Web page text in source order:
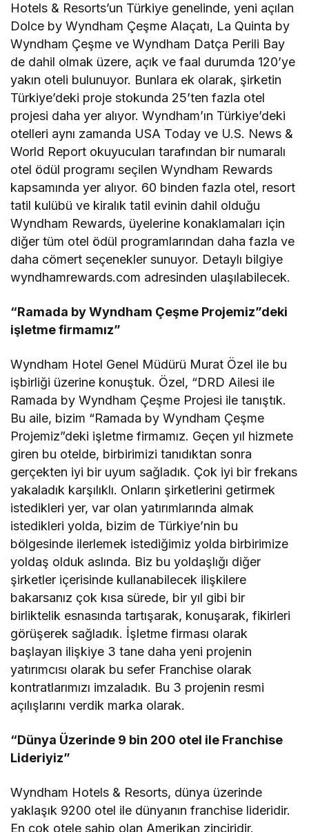
Hotels & Resorts’un Türkiye genelinde, yeni açılan
Dolce by Wyndham Çeşme Alaçatı, La Quinta by
Wyndham Çeşme ve Wyndham Datça Perili Bay
de dahil olmak üzere, açık ve faal durumda 120’ye
yakın oteli bulunuyor. Bunlara ek olarak, şirketin
Türkiye’deki proje stokunda 25’ten fazla otel
projesi daha yer alıyor. Wyndham’ın Türkiye’deki
otelleri aynı zamanda USA Today ve U.S. News &
World Report okuyucuları tarafından bir numaralı
otel ödül programı seçilen Wyndham Rewards
kapsamında yer alıyor. 60 binden fazla otel, resort
tatil kulübü ve kiralık tatil evinin dahil olduğu
Wyndham Rewards, üyelerine konaklamaları için
diğer tüm otel ödül programlarından daha fazla ve
daha cömert seçenekler sunuyor. Detaylı bilgiye
wyndhamrewards.com adresinden ulaşılabilecek.
“Ramada by Wyndham Çeşme Projemiz”deki
işletme firmamız”
Wyndham Hotel Genel Müdürü Murat Özel ile bu
işbirliği üzerine konuştuk. Özel, “DRD Ailesi ile
Ramada by Wyndham Çeşme Projesi ile tanıştık.
Bu aile, bizim “Ramada by Wyndham Çeşme
Projemiz”deki işletme firmamız. Geçen yıl hizmete
giren bu otelde, birbirimizi tanıdıktan sonra
gerçekten iyi bir uyum sağladık. Çok iyi bir frekans
yakaladık karşılıklı. Onların şirketlerini getirmek
istedikleri yer, var olan yatırımlarında almak
istedikleri yolda, bizim de Türkiye’nin bu
bölgesinde ilerlemek istediğimiz yolda birbirimize
yoldaş olduk aslında. Biz bu yoldaşlığı diğer
şirketler içerisinde kullanabilecek ilişkilere
bakarsanız çok kısa sürede, bir yıl gibi bir
birliktelik esnasında tartışarak, konuşarak, fikirleri
görüşerek sağladık. İşletme firması olarak
başlayan ilişkiye 3 tane daha yeni projenin
yatırımcısı olarak bu sefer Franchise olarak
kontratlarımızı imzaladık. Bu 3 projenin resmi
açılışlarını verdik marka olarak.
“Dünya Üzerinde 9 bin 200 otel ile Franchise
Lideriyiz”
Wyndham Hotels & Resorts, dünya üzerinde
yaklaşık 9200 otel ile dünyanın franchise lideridir.
En çok otele sahip olan Amerikan zinciridir.